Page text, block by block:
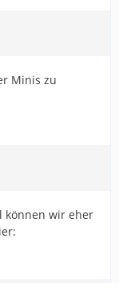
Selbstschutz
auch
Brixner im
jedes
des
als Herr
Minis zu
können wir eher